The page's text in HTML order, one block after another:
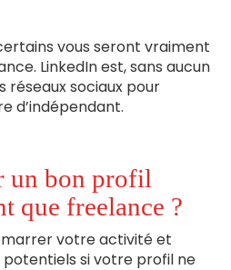
vous seront vraiment
LinkedIn est, sans aucun
réseaux sociaux pour
d’indépendant.
un bon profil
que freelance ?
votre activité et
si votre profil ne